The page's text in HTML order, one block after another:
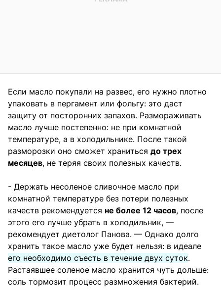
Если масло покупали на развес, его нужно плотно
упаковать в пергамент или фольгу: это даст
защиту от посторонних запахов. Размораживать
масло лучше постепенно: не при комнатной
температуре, а в холодильнике. После такой
разморозки оно сможет храниться до трех
месяцев, не теряя своих полезных качеств.
- Держать несоленое сливочное масло при
комнатной температуре без потери полезных
качеств рекомендуется не более 12 часов, после
этого его лучше убрать в холодильник, —
рекомендует диетолог Панова. — Однако долго
хранить такое масло уже будет нельзя: в идеале
его необходимо съесть в течение двух суток.
Растаявшее соленое масло хранится чуть дольше:
соль тормозит процесс размножения бактерий.